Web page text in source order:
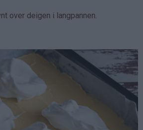
over deigen i langpannen.